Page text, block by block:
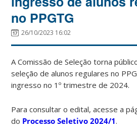
no PPGTG
26/10/2023 16:02
A Comissão de Seleção torna
seleção de alunos regulares no
ingresso no 1º trimestre de 2024.
Para consultar o edital, acesse a
do Processo Seletivo 2024/1.